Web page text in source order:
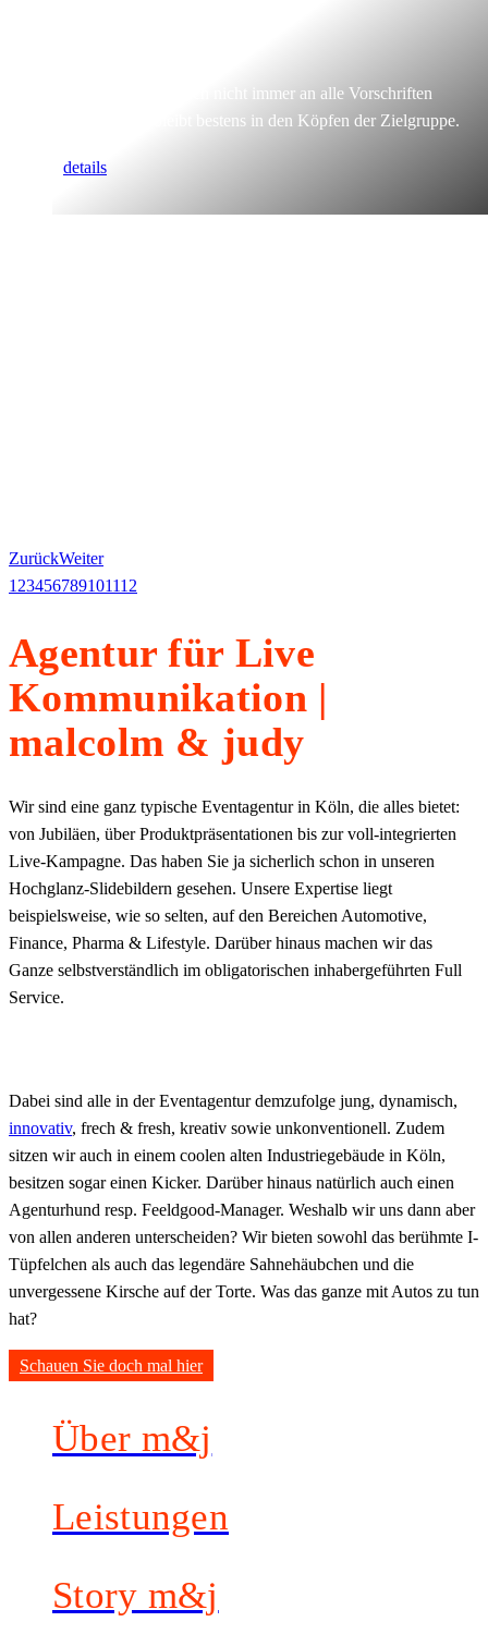
Wir müssen uns auch nicht immer an alle Vorschriften
halten & das bleibt bestens in den Köpfen der Zielgruppe.
details
ZurückWeiter
123456789101112
Agentur für Live
Kommunikation |
malcolm & judy
Wir sind eine ganz typische Eventagentur in Köln, die alles bietet:
von Jubiläen, über Produktpräsentationen bis zur voll-integrierten
Live-Kampagne. Das haben Sie ja sicherlich schon in unseren
Hochglanz-Slidebildern gesehen. Unsere Expertise liegt
beispielsweise, wie so selten, auf den Bereichen Automotive,
Finance, Pharma & Lifestyle. Darüber hinaus machen wir das
Ganze selbstverständlich im obligatorischen inhabergeführten Full
Service.
Dabei sind alle in der Eventagentur demzufolge jung, dynamisch,
innovativ, frech & fresh, kreativ sowie unkonventionell. Zudem
sitzen wir auch in einem coolen alten Industriegebäude in Köln,
besitzen sogar einen Kicker. Darüber hinaus natürlich auch einen
Agenturhund resp. Feeldgood-Manager. Weshalb wir uns dann aber
von allen anderen unterscheiden? Wir bieten sowohl das berühmte I-
Tüpfelchen als auch das legendäre Sahnehäubchen und die
unvergessene Kirsche auf der Torte. Was das ganze mit Autos zu tun
hat?
Schauen Sie doch mal hier
Über m&j
Leistungen
Story m&j